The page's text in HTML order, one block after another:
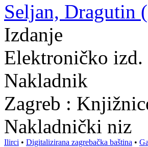
Seljan, Dragutin
Izdanje
Elektroničko
Nakladnik
Zagreb :
Nakladnički niz
Ilirci • Digitalizirana zagrebačka baština •